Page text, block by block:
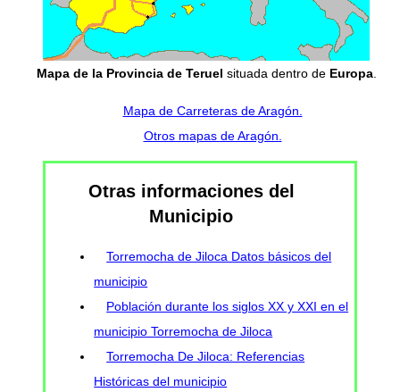
Mapa de la Provincia de Teruel situada dentro de Europa.
Mapa de Carreteras de Aragón.
Otros mapas de Aragón.
Otras informaciones del
Municipio
Torremocha de Jiloca Datos básicos del
municipio
Población durante los siglos XX y XXI en el
municipio Torremocha de Jiloca
Torremocha De Jiloca: Referencias
Históricas del municipio